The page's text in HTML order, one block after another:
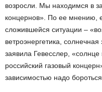
возросли. Мы находимся в
концернов». По ее мнению,
сложившейся ситуации –
ветроэнергетика,
заявила Гевесслер, «солнце
российский газовый
зависимостью надо